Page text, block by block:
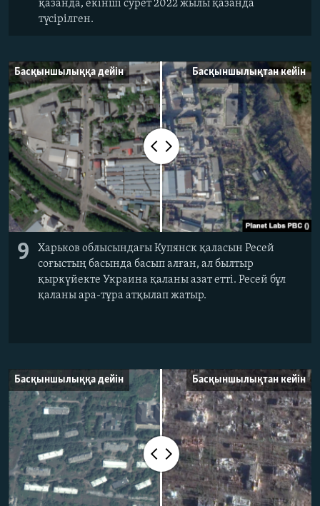
қазанда, екінші сурет 2022 жылы қазанда
түсірілген.
Басқыншылыққа дейін Басқыншылықтан кейін
9
Харьков облысындағы Купянск қаласын Ресей
соғыстың басында басып алған, ал былтыр
қыркүйекте Украина қаланы азат етті. Ресей бұл
қаланы ара-тұра атқылап жатыр.
Басқыншылыққа дейін Басқыншылықтан кейін